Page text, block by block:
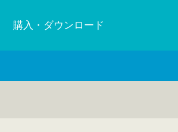
購入・ダウンロード